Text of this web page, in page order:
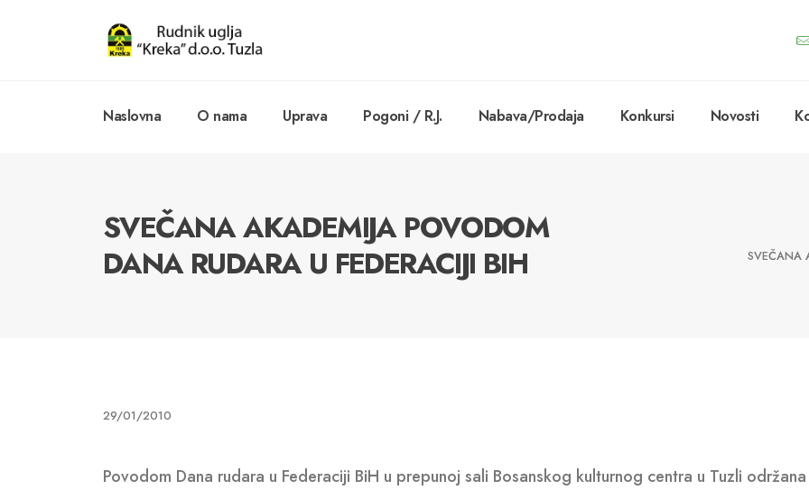
Naslovna O nama Uprava Pogoni / R.J. Nabava/Prodaja Konkursi Novosti
SVEČANA AKADEMIJA POVODOM
DANA RUDARA U FEDERACIJI BIH
SVEČANA
29/01/2010
Povodom Dana rudara u Federaciji BiH u prepunoj sali Bosanskog kulturnog centra u Tuzli